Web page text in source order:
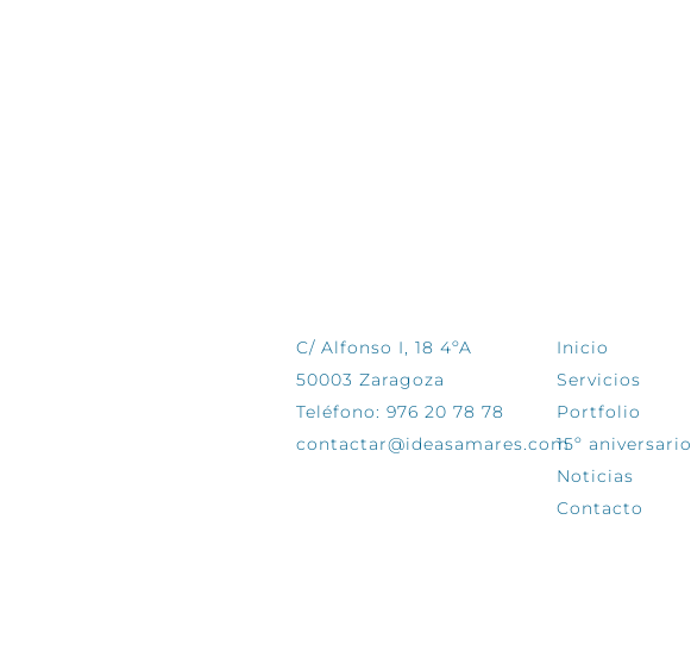
C/ Alfonso I, 18 4ºA
50003 Zaragoza
Teléfono: 976 20 78 78
contactar@ideasamares.com
Inicio
Servicios
Portfolio
15º aniversario
Noticias
Contacto